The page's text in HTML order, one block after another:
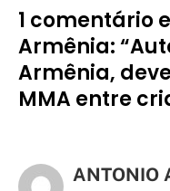
1 comentário
Armênia:
Armênia,
MMA entre
ANTONIO